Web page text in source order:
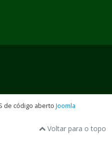
de código aberto Joomla
Voltar para o topo